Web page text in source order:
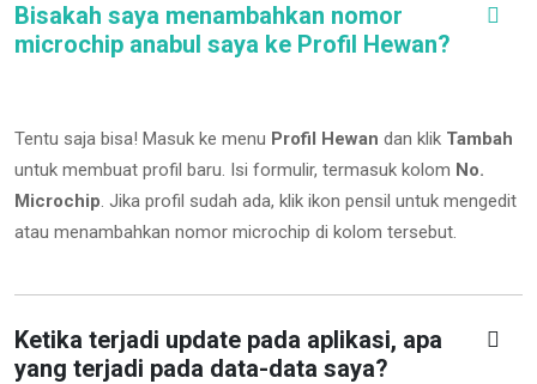
Bisakah saya menambahkan nomor
microchip anabul saya ke Profil Hewan?
Tentu saja bisa! Masuk ke menu Profil Hewan dan klik Tambah
untuk membuat profil baru. Isi formulir, termasuk kolom No.
Microchip. Jika profil sudah ada, klik ikon pensil untuk mengedit
atau menambahkan nomor microchip di kolom tersebut.
Ketika terjadi update pada aplikasi, apa
yang terjadi pada data-data saya?